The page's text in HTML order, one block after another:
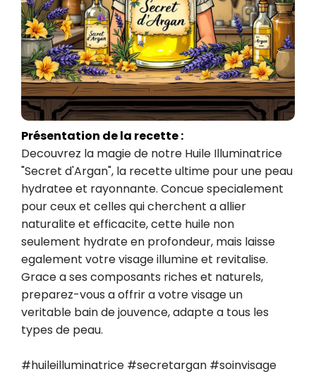
Présentation de la recette :
Decouvrez la magie de notre Huile Illuminatrice
"Secret d'Argan", la recette ultime pour une peau
hydratee et rayonnante. Concue specialement
pour ceux et celles qui cherchent a allier
naturalite et efficacite, cette huile non
seulement hydrate en profondeur, mais laisse
egalement votre visage illumine et revitalise.
Grace a ses composants riches et naturels,
preparez-vous a offrir a votre visage un
veritable bain de jouvence, adapte a tous les
types de peau.
#huileilluminatrice #secretargan #soinvisage